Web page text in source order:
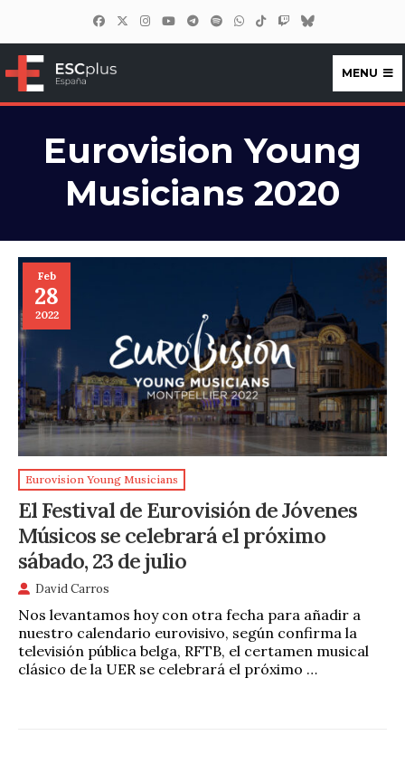
ESCplus España
MENU
Eurovision Young
Musicians 2020
Feb
28
2022
Eurovision Young Musicians
El Festival de Eurovisión de Jóvenes
Músicos se celebrará el próximo
sábado, 23 de julio
David Carros
Nos levantamos hoy con otra fecha para añadir a
nuestro calendario eurovisivo, según confirma la
televisión pública belga, RFTB, el certamen musical
clásico de la UER se celebrará el próximo …